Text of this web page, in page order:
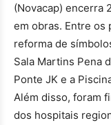
(Novacap) encerra
em obras. Entre
reforma de
Sala Martins Pena
Ponte JK e a
Além disso, foram
dos hospitais